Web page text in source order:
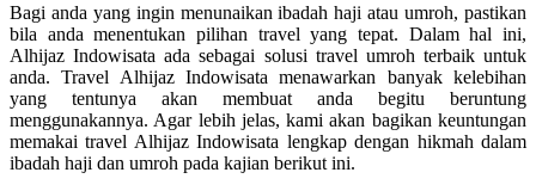
Bagi anda yang ingin menunaikan ibadah haji atau umroh, pastikan
bila anda menentukan pilihan travel yang tepat. Dalam hal ini,
Alhijaz Indowisata ada sebagai solusi travel umroh terbaik untuk
anda. Travel Alhijaz Indowisata menawarkan banyak kelebihan
yang tentunya akan membuat anda begitu beruntung
menggunakannya. Agar lebih jelas, kami akan bagikan keuntungan
memakai travel Alhijaz Indowisata lengkap dengan hikmah dalam
ibadah haji dan umroh pada kajian berikut ini.